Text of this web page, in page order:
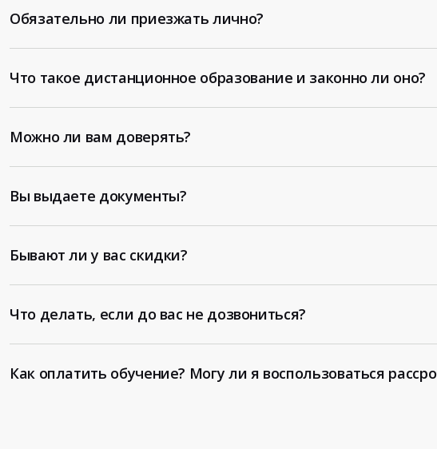
Обязательно ли приезжать лично?
Что такое дистанционное образование и законно ли оно?
Можно ли вам доверять?
Вы выдаете документы?
Бывают ли у вас скидки?
Что делать, если до вас не дозвониться?
Как оплатить обучение? Могу ли я воспользоваться